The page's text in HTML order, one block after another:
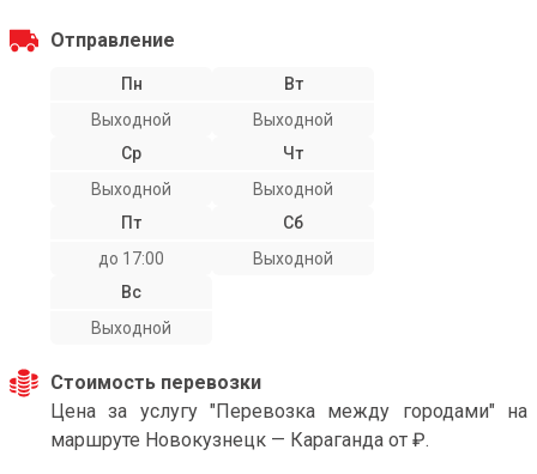
Отправление
Пн
Выходной
Вт
Выходной
Ср
Выходной
Чт
Выходной
Пт
до 17:00
Сб
Выходной
Вс
Выходной
Стоимость перевозки
Цена за услугу "Перевозка между городами" на
маршруте Новокузнецк — Караганда от ₽.